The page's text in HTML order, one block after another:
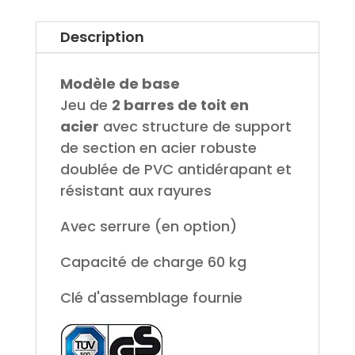
Description
Modèle de base
Jeu de 2 barres de toit en
acier avec structure de support
de section en acier robuste
doublée de PVC antidérapant et
résistant aux rayures
Avec serrure (en option)
Capacité de charge 60 kg
Clé d'assemblage fournie